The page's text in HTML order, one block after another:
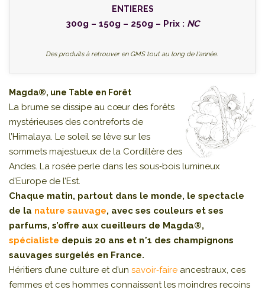
ENTIERES
300g – 150g – 250g – Prix : NC
Des produits à retrouver en GMS tout au long de l'année.
Magda®, une Table en Forêt
La brume se dissipe au cœur des forêts
mystérieuses des contreforts de
l’Himalaya. Le soleil se lève sur les
sommets majestueux de la Cordillère des
Andes. La rosée perle dans les sous‑bois lumineux
d’Europe de l’Est.
Chaque matin, partout dans le monde, le spectacle
de la nature sauvage, avec ses couleurs et ses
parfums, s’offre aux cueilleurs de Magda®,
spécialiste depuis 20 ans et n°1 des champignons
sauvages surgelés en France.
Héritiers d’une culture et d’un savoir‑faire ancestraux, ces
femmes et ces hommes connaissent les moindres recoins